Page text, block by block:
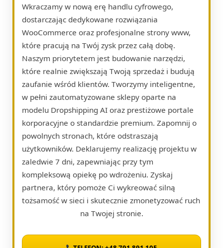
Wkraczamy w nową erę handlu cyfrowego,
dostarczając dedykowane rozwiązania
WooCommerce oraz profesjonalne strony www,
które pracują na Twój zysk przez całą dobę.
Naszym priorytetem jest budowanie narzędzi,
które realnie zwiększają Twoją sprzedaż i budują
zaufanie wśród klientów. Tworzymy inteligentne,
w pełni zautomatyzowane sklepy oparte na
modelu Dropshipping AI oraz prestiżowe portale
korporacyjne o standardzie premium. Zapomnij o
powolnych stronach, które odstraszają
użytkowników. Deklarujemy realizację projektu w
zaledwie 7 dni, zapewniając przy tym
kompleksową opiekę po wdrożeniu. Zyskaj
partnera, który pomoże Ci wykreować silną
tożsamość w sieci i skutecznie zmonetyzować ruch
na Twojej stronie.